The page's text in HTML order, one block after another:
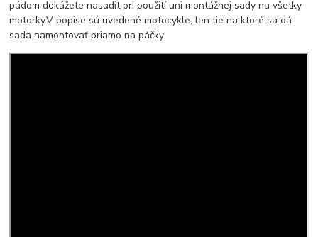
pádom dokážete nasadit pri použití uni montážnej sady na všetky
motorky.V popise sú uvedené motocykle, len tie na ktoré sa dá
sada namontovať priamo na páčky.